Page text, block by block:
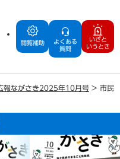
閲覧補助
よくある
質問
いざと
いうとき
報ながさき2025年10月号 > 市民